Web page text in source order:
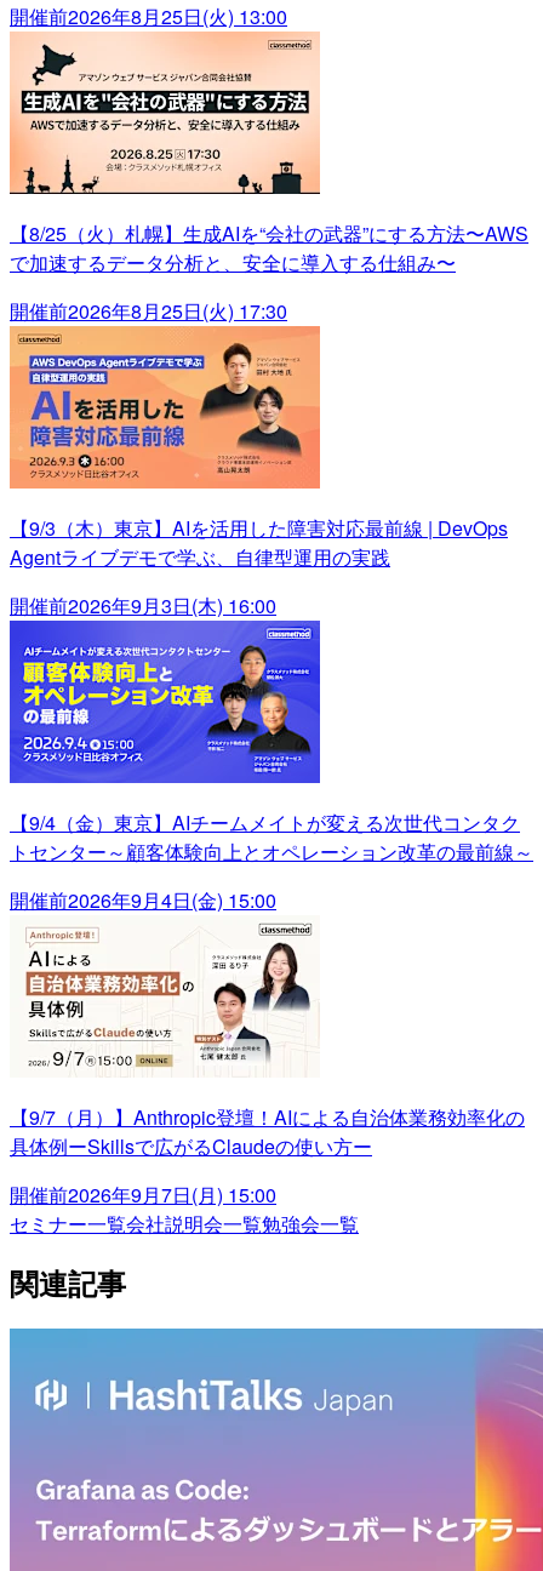
開催前2026年8月25日(火) 13:00
【8/25（火）札幌】生成AIを“会社の武器”にする方法〜AWS
で加速するデータ分析と、安全に導入する仕組み〜
開催前2026年8月25日(火) 17:30
【9/3（木）東京】AIを活用した障害対応最前線 | DevOps
Agentライブデモで学ぶ、自律型運用の実践
開催前2026年9月3日(木) 16:00
【9/4（金）東京】AIチームメイトが変える次世代コンタク
トセンター～顧客体験向上とオペレーション改革の最前線～
開催前2026年9月4日(金) 15:00
【9/7（月）】Anthropic登壇！AIによる自治体業務効率化の
具体例ーSkillsで広がるClaudeの使い方ー
開催前2026年9月7日(月) 15:00
セミナー一覧会社説明会一覧勉強会一覧
関連記事